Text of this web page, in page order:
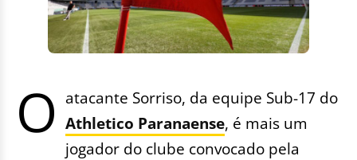
O atacante Sorriso, da equipe Sub-17 do
Athletico Paranaense, é mais um
jogador do clube convocado pela